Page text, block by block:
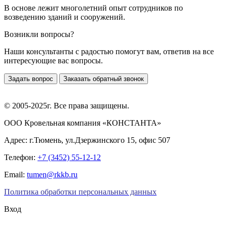
В основе лежит многолетний опыт сотрудников по
возведению зданий и сооружений.
Возникли вопросы?
Наши консультанты с радостью помогут вам, ответив на все
интересующие вас вопросы.
Задать вопрос Заказать обратный звонок
© 2005-2025г. Все права защищены.
ООО Кровельная компания «КОНСТАНТА»
Адрес: г.Тюмень, ул.Дзержинского 15, офис 507
Телефон: +7 (3452) 55-12-12
Email: tumen@rkkb.ru
Политика обработки персональных данных
Вход